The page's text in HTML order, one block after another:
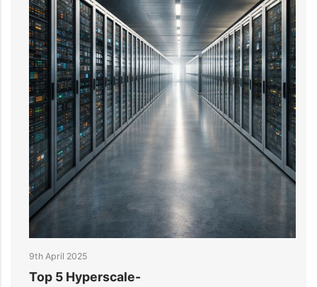
9th April 2025
Top 5 Hyperscale-